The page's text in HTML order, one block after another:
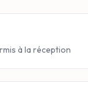
à la réception